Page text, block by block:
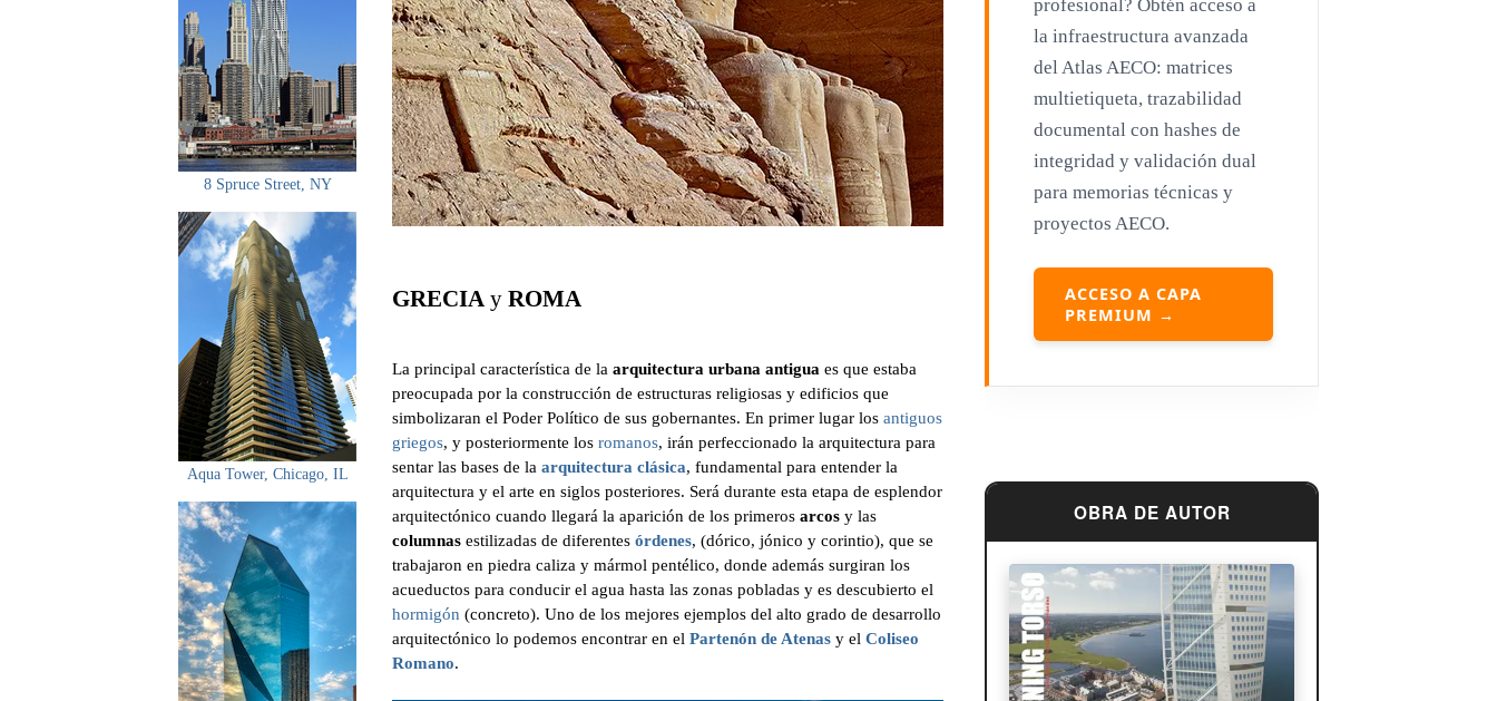
8 Spruce Street, NY
Aqua Tower, Chicago, IL
GRECIA y ROMA
La principal característica de la arquitectura urbana antigua es que estaba
preocupada por la construcción de estructuras religiosas y edificios que
simbolizaran el Poder Político de sus gobernantes. En primer lugar los antiguos
griegos, y posteriormente los romanos, irán perfeccionado la arquitectura para
sentar las bases de la arquitectura clásica, fundamental para entender la
arquitectura y el arte en siglos posteriores. Será durante esta etapa de esplendor
arquitectónico cuando llegará la aparición de los primeros arcos y las
columnas estilizadas de diferentes órdenes, (dórico, jónico y corintio), que se
trabajaron en piedra caliza y mármol pentélico, donde además surgiran los
acueductos para conducir el agua hasta las zonas pobladas y es descubierto el
hormigón (concreto). Uno de los mejores ejemplos del alto grado de desarrollo
arquitectónico lo podemos encontrar en el Partenón de Atenas y el Coliseo
Romano.
Philip Johnson
Le Corbusier
William Pereira
Frank Lloyd Wright
Louis Sullivan
Miguel Ángel Buonarroti
profesional? Obtén acceso a
la infraestructura avanzada
del Atlas AECO: matrices
multietiqueta, trazabilidad
documental con hashes de
integridad y validación dual
para memorias técnicas y
proyectos AECO.
ACCESO A CAPA
PREMIUM →
OBRA DE AUTOR